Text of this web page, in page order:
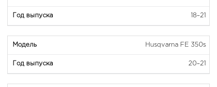
18–21
Husqvarna FE 350s
20–21